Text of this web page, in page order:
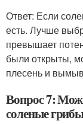
Ответ: Если
есть. Лучше
превышает
были открыты,
плесень и
Вопрос 7:
соленые